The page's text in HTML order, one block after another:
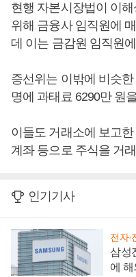
현행 자본시장법이 이
위해 금융사 임직원에
데 이는 금감원 임직원
증선위는 이밖에 비슷
명에 과태료 6290만 원
이들도 거래소에 보고
계좌 등으로 주식을 거
인기기사
전자·
삼성
에 해